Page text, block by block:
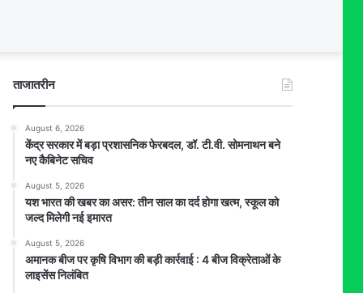
ताजातरीन
August 6, 2026
केंद्र सरकार में बड़ा प्रशासनिक फेरबदल, डॉ. टी.वी. सोमनाथन बने
नए कैबिनेट सचिव
August 5, 2026
यश भारत की खबर का असर: तीन साल का दर्द होगा खत्म, स्कूल को
जल्द मिलेगी नई इमारत
August 5, 2026
अमानक बीज पर कृषि विभाग की बड़ी कार्रवाई : 4 बीज विक्रेताओं के
लाइसेंस निलंबित